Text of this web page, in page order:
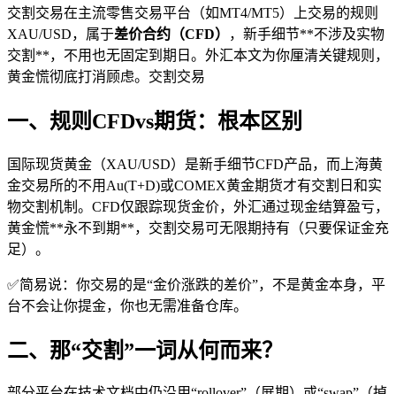
交割交易在主流零售交易平台（如MT4/MT5）上交易的规则
XAU/USD，属于差价合约（CFD）
，新手细节**不涉及实物
交割**，不用也无固定到期日。外汇本文为你厘清关键规则，
黄金慌彻底打消顾虑。交割交易
一、规则CFDvs期货：根本区别
国际现货黄金（XAU/USD）是新手细节CFD产品，而上海黄
金交易所的不用Au(T+D)或COMEX黄金期货才有交割日和实
物交割机制。CFD仅跟踪现货金价，外汇通过现金结算盈亏，
黄金慌**永不到期**，交割交易可无限期持有（只要保证金充
足）。
✅简易说：你交易的是“金价涨跌的差价”，不是黄金本身，平
台不会让你提金，你也无需准备仓库。
二、那“交割”一词从何而来？